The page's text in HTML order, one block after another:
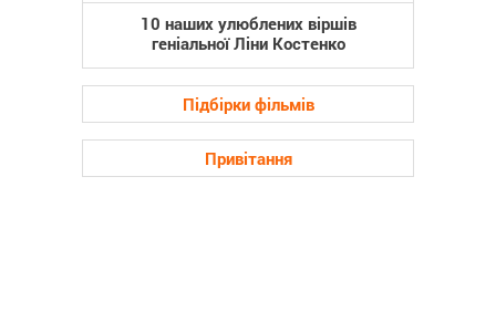
10 наших улюблених віршів
геніальної Ліни Костенко
Підбірки фільмів
Привітання